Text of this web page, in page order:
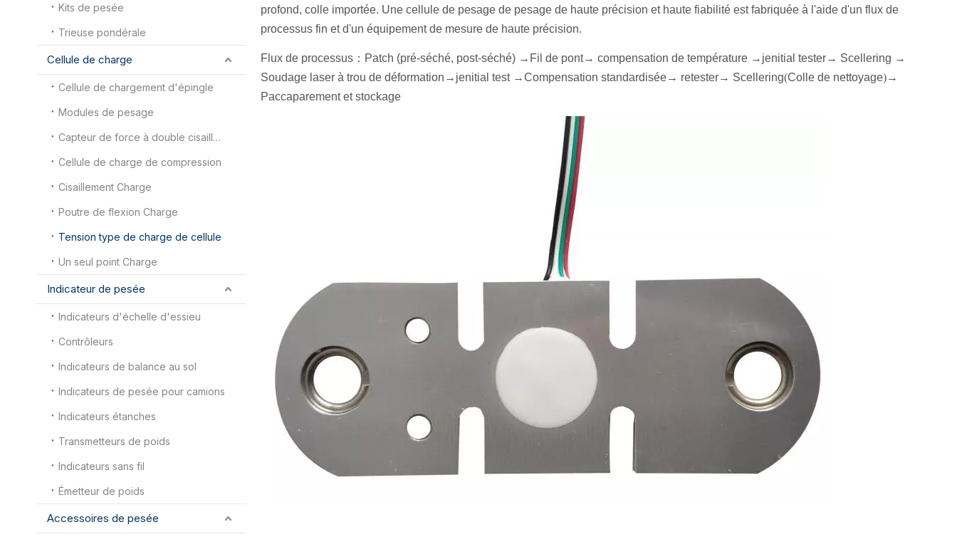
Kits de pesée
Trieuse pondérale
Cellule de charge
Cellule de chargement d'épingle
Modules de pesage
Capteur de force à double cisaillement
Cellule de charge de compression
Cisaillement Charge
Poutre de flexion Charge
Tension type de charge de cellule
Un seul point Charge
Indicateur de pesée
Indicateurs d'échelle d'essieu
Contrôleurs
Indicateurs de balance au sol
Indicateurs de pesée pour camions
Indicateurs étanches
Transmetteurs de poids
Indicateurs sans fil
Émetteur de poids
Accessoires de pesée
profond, colle importée. Une cellule de pesage de pesage de haute précision et haute fiabilité est fabriquée à l'aide d'un flux de
processus fin et d'un équipement de mesure de haute précision.
Flux de processus ： Patch (pré-séché, post-séché) → Fil de pont→ compensation de température → jenitial tester→ Scellering →
Soudage laser à trou de déformation → jenitial test →Compensation standardisée→ retester→ Scellering(Colle de nettoyage)→
Paccaparementet stockage